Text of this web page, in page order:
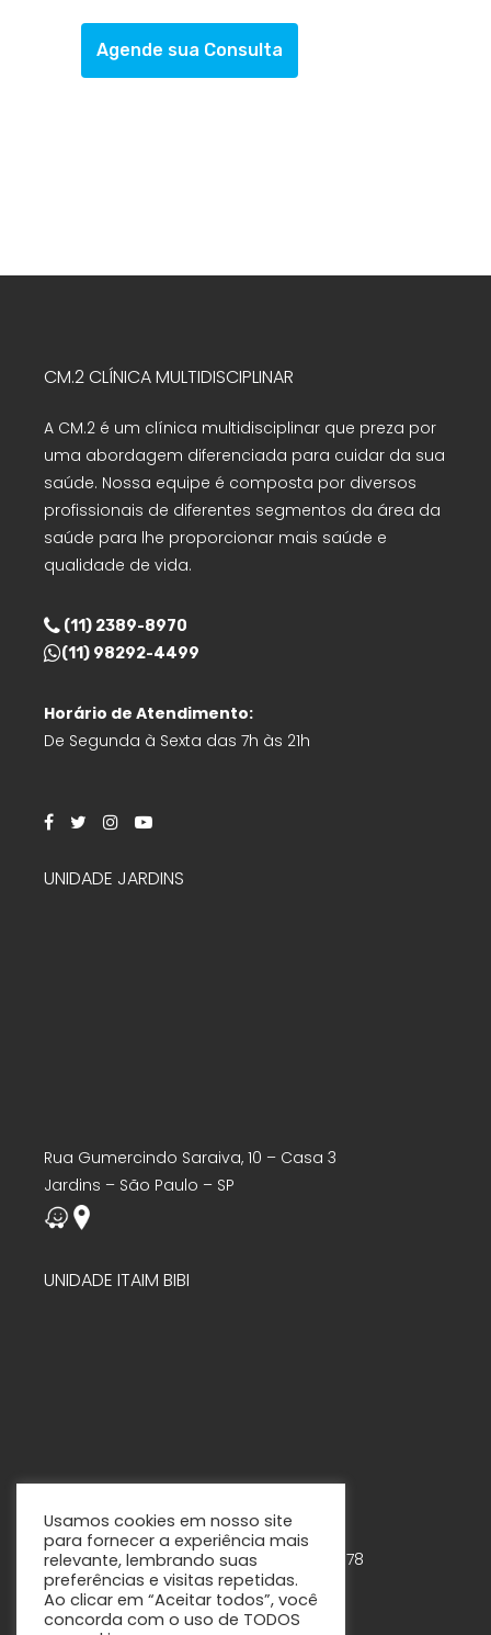
Agende sua Consulta
CM.2 CLÍNICA MULTIDISCIPLINAR
A CM.2 é um clínica multidisciplinar que preza por
uma abordagem diferenciada para cuidar da sua
saúde. Nossa equipe é composta por diversos
profissionais de diferentes segmentos da área da
saúde para lhe proporcionar mais saúde e
qualidade de vida.
(11) 2389-8970
(11) 98292-4499
Horário de Atendimento:
De Segunda à Sexta das 7h às 21h
UNIDADE JARDINS
Rua Gumercindo Saraiva, 10 – Casa 3
Jardins – São Paulo – SP
UNIDADE ITAIM BIBI
Rua Tabapuã, 888 – 7º andar – Cjs. 75-78
Itaim Bibi – São Paulo - SP
Usamos cookies em nosso site
para fornecer a experiência mais
relevante, lembrando suas
preferências e visitas repetidas.
Ao clicar em “Aceitar todos”, você
concorda com o uso de TODOS